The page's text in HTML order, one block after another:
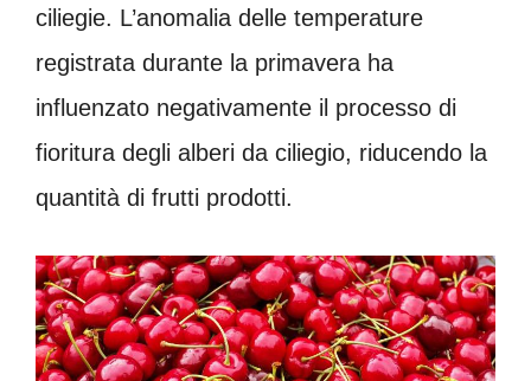
ciliegie. L’anomalia delle temperature
registrata durante la primavera ha
influenzato negativamente il processo di
fioritura degli alberi da ciliegio, riducendo la
quantità di frutti prodotti.